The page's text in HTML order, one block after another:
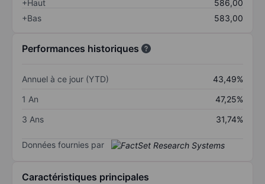
+Haut
586,00
+Bas
583,00
Performances historiques
Annuel à ce jour (YTD)
43,49%
1 An
47,25%
3 Ans
31,74%
Données fournies par
Caractéristiques principales